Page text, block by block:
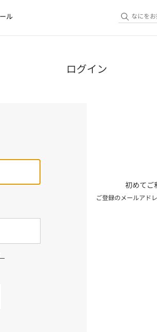
ル
ログイン
初めてご
ご登録のメールアド